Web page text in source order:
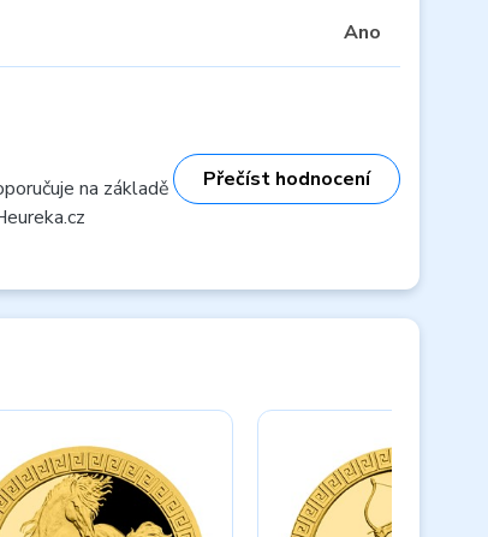
Ano
na základě
Přečíst hodnocení